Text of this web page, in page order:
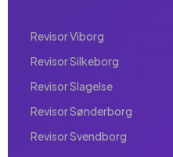
Revisor Viborg
Revisor Silkeborg
Revisor Slagelse
Revisor Sønderborg
Revisor Svendborg